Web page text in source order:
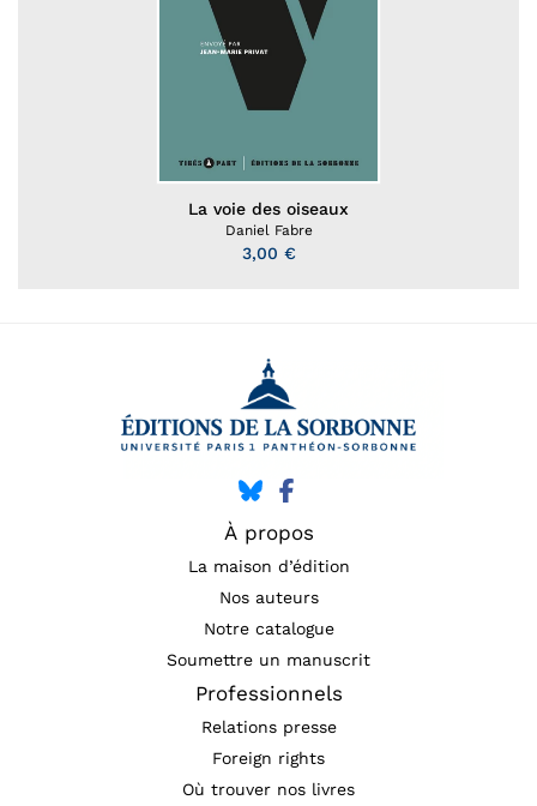
La voie des oiseaux
Daniel Fabre
3,00 €
À propos
La maison d’édition
Nos auteurs
Notre catalogue
Soumettre un manuscrit
Professionnels
Relations presse
Foreign rights
Où trouver nos livres